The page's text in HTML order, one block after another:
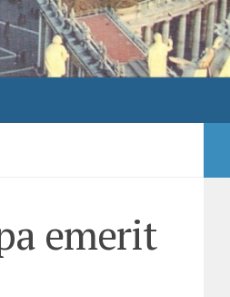
emerit